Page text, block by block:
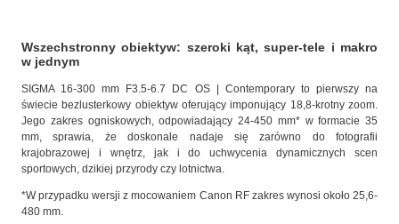
Wszechstronny obiektyw: szeroki kąt, super-tele i makro
w jednym
SIGMA 16-300 mm F3.5-6.7 DC OS | Contemporary to pierwszy na
świecie bezlusterkowy obiektyw oferujący imponujący 18,8-krotny zoom.
Jego zakres ogniskowych, odpowiadający 24-450 mm* w formacie 35
mm, sprawia, że doskonale nadaje się zarówno do fotografii
krajobrazowej i wnętrz, jak i do uchwycenia dynamicznych scen
sportowych, dzikiej przyrody czy lotnictwa.
*W przypadku wersji z mocowaniem Canon RF zakres wynosi około 25,6-
480 mm.